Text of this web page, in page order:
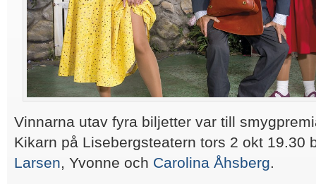
Vinnarna utav fyra biljetter var till
Kikarn på Lisebergsteatern tors 2 okt 19.30
Larsen, Yvonne och Carolina Åhsberg.